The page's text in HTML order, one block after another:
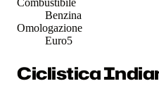
Combustibile
Benzina
Omologazione
Euro5
Ciclistica